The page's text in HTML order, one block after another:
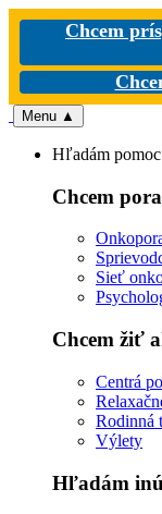
Chcem
Menu ▲
Hľadám pomoc
Chcem
Sieť
Chcem žiť
Centrá
Rodinná
Výlety
Hľadám
Nevyhnutné